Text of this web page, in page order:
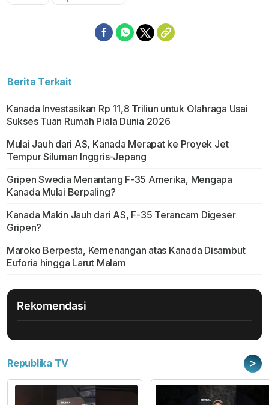
Berita Terkait
Kanada Investasikan Rp 11,8 Triliun untuk Olahraga Usai
Sukses Tuan Rumah Piala Dunia 2026
Mulai Jauh dari AS, Kanada Merapat ke Proyek Jet
Tempur Siluman Inggris-Jepang
Gripen Swedia Menantang F-35 Amerika, Mengapa
Kanada Mulai Berpaling?
Kanada Makin Jauh dari AS, F-35 Terancam Digeser
Gripen?
Maroko Berpesta, Kemenangan atas Kanada Disambut
Euforia hingga Larut Malam
Rekomendasi
Republika TV >